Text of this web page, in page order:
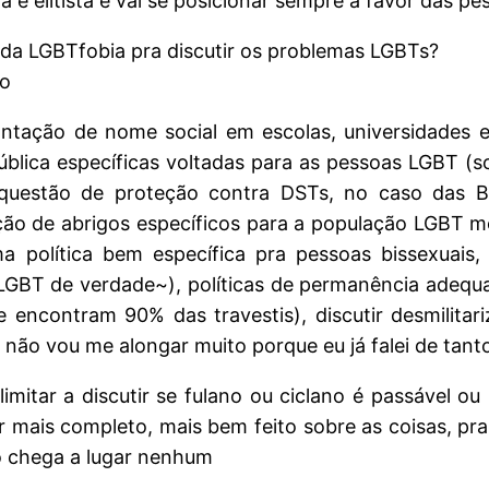
LGBTfobia pra discutir os problemas LGBTs?
de nome social em escolas,
específicas voltadas para as pessoas LGBT
de proteção contra DSTs, no caso das
de abrigos específicos para a população LGBT
política bem específica pra pessoas
de verdade~), políticas de permanência
90% das travestis), discutir
vou me alongar muito porque eu já falei de
a discutir se fulano ou ciclano é passável
mais completo, mais bem feito sobre as coisas,
a lugar nenhum